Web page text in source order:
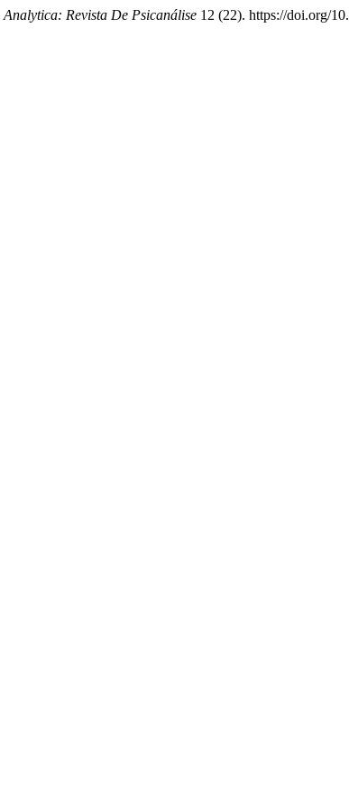
Analytica: Revista De Psicanálise 12 (22). https://doi.org/